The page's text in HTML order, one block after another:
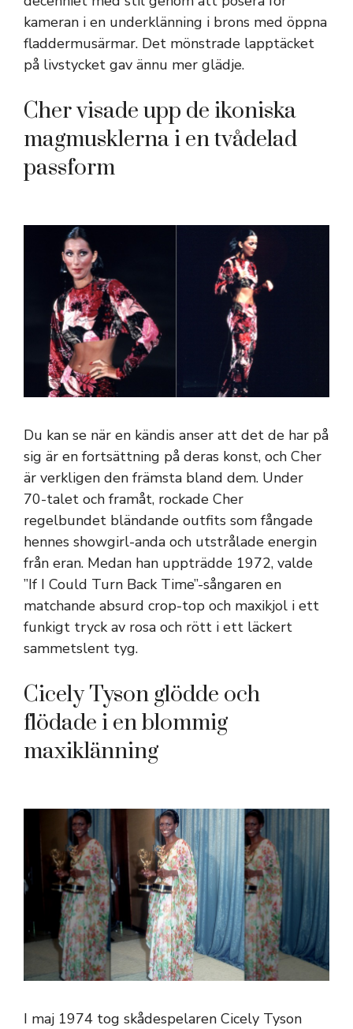
kameran i en underklänning i brons med öppna
fladdermusärmar. Det mönstrade lapptäcket
på livstycket gav ännu mer glädje.
Cher visade upp de ikoniska
magmusklerna i en tvådelad
passform
Du kan se när en kändis anser att det de har på
sig är en fortsättning på deras konst, och Cher
är verkligen den främsta bland dem. Under
70-talet och framåt, rockade Cher
regelbundet bländande outfits som fångade
hennes showgirl-anda och utstrålade energin
från eran. Medan han uppträdde 1972, valde
”If I Could Turn Back Time”-sångaren en
matchande absurd crop-top och maxikjol i ett
funkigt tryck av rosa och rött i ett läckert
sammetslent tyg.
Cicely Tyson glödde och
flödade i en blommig
maxiklänning
I maj 1974 tog skådespelaren Cicely Tyson